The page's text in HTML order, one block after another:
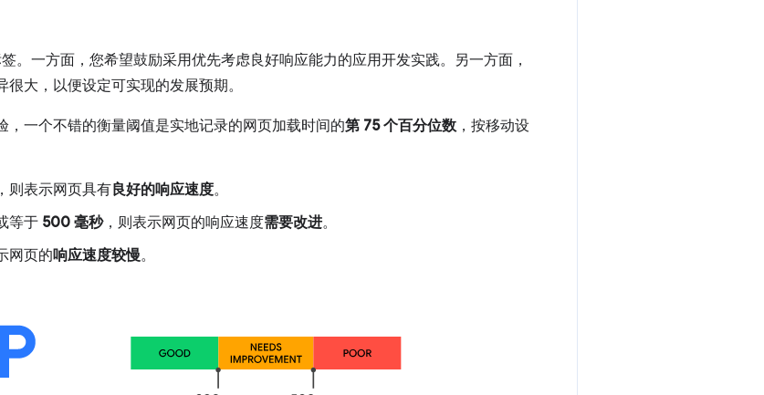
。一方面，您希望鼓励采用优先考虑良好响应能力的应用开发实践。另一方面，
大，以便设定可实现的发展预期。
，一个不错的衡量阈值是实地记录的网页加载时间的第 75 个百分位数 ，按移动设
则表示网页具有良好的响应速度。
等于 500 毫秒，则表示网页的响应速度需要改进。
网页的响应速度较慢。